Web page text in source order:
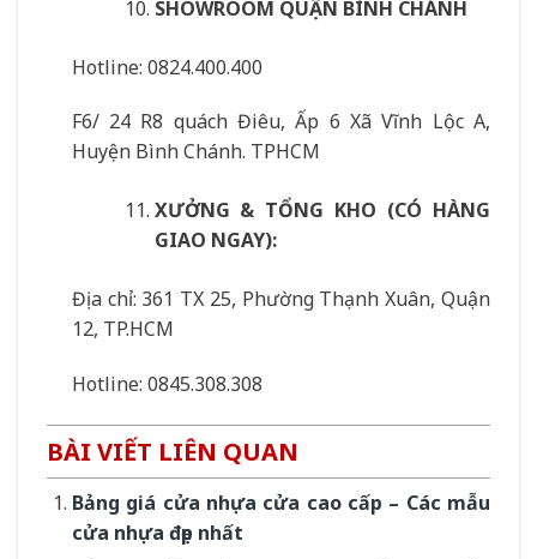
SHOWROOM QUẬN BÌNH CHÁNH
Hotline: 0824.400.400
F6/ 24 R8 quách Điêu, Ấp 6 Xã Vĩnh Lộc A,
Huyện Bình Chánh. TPHCM
XƯỞNG & TỔNG KHO (CÓ HÀNG
GIAO NGAY):
Địa chỉ: 361 TX 25, Phường Thạnh Xuân, Quận
12, TP.HCM
Hotline: 0845.308.308
BÀI VIẾT LIÊN QUAN
Bảng giá cửa nhựa cửa cao cấp – Các mẫu
cửa nhựa đẹp nhất